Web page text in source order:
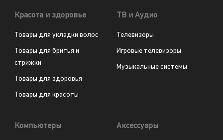
Красота и здоровье
Товары для укладки волос
Товары для бритья и
стрижки
Товары для здоровья
Товары для красоты
ТВ и Аудио
Телевизоры
Игровые телевизоры
Музыкальные системы
Компьютеры Аксессуары